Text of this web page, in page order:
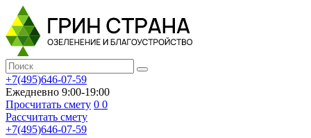
+7(495)646-07-59
Ежедневно 9:00-19:00
Просчитать смету 0 0
Рассчитать смету
+7(495)646-07-59